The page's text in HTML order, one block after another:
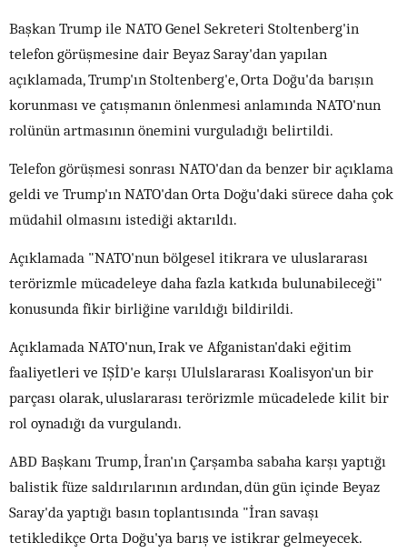
Başkan Trump ile NATO Genel Sekreteri Stoltenberg'in
telefon görüşmesine dair Beyaz Saray'dan yapılan
açıklamada, Trump'ın Stoltenberg'e, Orta Doğu'da barışın
korunması ve çatışmanın önlenmesi anlamında NATO'nun
rolünün artmasının önemini vurguladığı belirtildi.
Telefon görüşmesi sonrası NATO'dan da benzer bir açıklama
geldi ve Trump'ın NATO'dan Orta Doğu'daki sürece daha çok
müdahil olmasını istediği aktarıldı.
Açıklamada "NATO'nun bölgesel itikrara ve uluslararası
terörizmle mücadeleye daha fazla katkıda bulunabileceği"
konusunda fikir birliğine varıldığı bildirildi.
Açıklamada NATO'nun, Irak ve Afganistan'daki eğitim
faaliyetleri ve IŞİD'e karşı Ululslararası Koalisyon'un bir
parçası olarak, uluslararası terörizmle mücadelede kilit bir
rol oynadığı da vurgulandı.
ABD Başkanı Trump, İran'ın Çarşamba sabaha karşı yaptığı
balistik füze saldırılarının ardından, dün gün içinde Beyaz
Saray'da yaptığı basın toplantısında "İran savaşı
tetikledikçe Orta Doğu'ya barış ve istikrar gelmeyecek.